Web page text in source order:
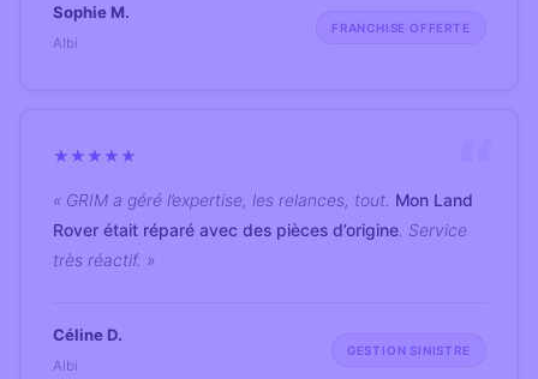
Sophie M.
Albi
FRANCHISE OFFERTE
★ ★ ★ ★ ★
« GRIM a géré l’expertise, les relances, tout. Mon Land
Rover était réparé avec des pièces d’origine. Service
très réactif. »
Céline D.
Albi
GESTION SINISTRE